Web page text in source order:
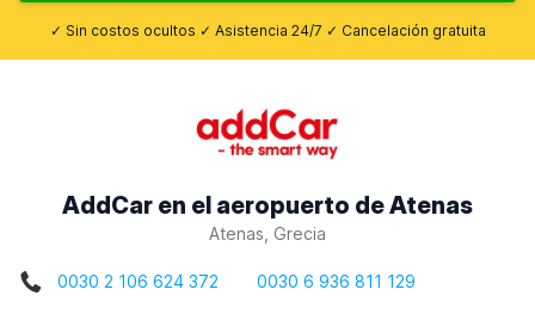
✓ Sin costos ocultos ✓ Asistencia 24/7 ✓ Cancelación gratuita
AddCar en el aeropuerto de Atenas
Atenas, Grecia
0030 2 106 624 372 0030 6 936 811 129